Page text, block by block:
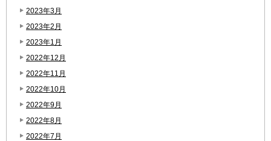
2023年3月
2023年2月
2023年1月
2022年12月
2022年11月
2022年10月
2022年9月
2022年8月
2022年7月